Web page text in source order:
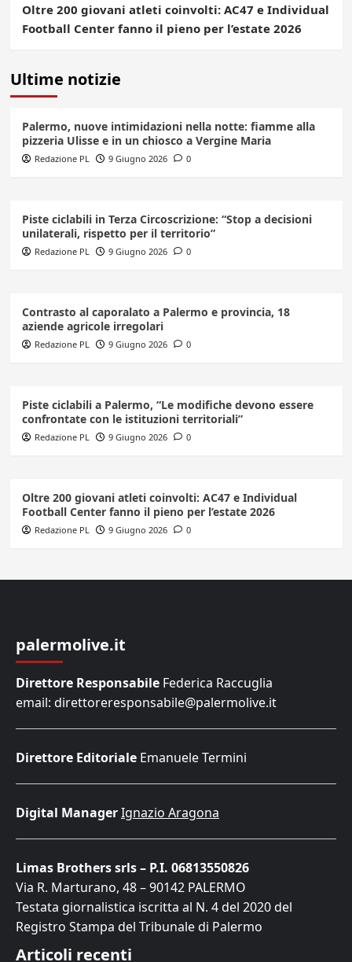
Oltre 200 giovani atleti coinvolti: AC47 e Individual
Football Center fanno il pieno per l’estate 2026
Ultime notizie
Palermo, nuove intimidazioni nella notte: fiamme alla
pizzeria Ulisse e in un chiosco a Vergine Maria
Redazione PL 9 Giugno 2026 0
Piste ciclabili in Terza Circoscrizione: “Stop a decisioni
unilaterali, rispetto per il territorio”
Redazione PL 9 Giugno 2026 0
Contrasto al caporalato a Palermo e provincia, 18
aziende agricole irregolari
Redazione PL 9 Giugno 2026 0
Piste ciclabili a Palermo, “Le modifiche devono essere
confrontate con le istituzioni territoriali”
Redazione PL 9 Giugno 2026 0
Oltre 200 giovani atleti coinvolti: AC47 e Individual
Football Center fanno il pieno per l’estate 2026
Redazione PL 9 Giugno 2026 0
palermolive.it
Direttore Responsabile Federica Raccuglia
email: direttoreresponsabile@palermolive.it
Direttore Editoriale Emanuele Termini
Digital ManagerIgnazio Aragona
Limas Brothers srls – P.I. 06813550826
Via R. Marturano, 48 – 90142 PALERMO
Testata giornalistica iscritta al N. 4 del 2020 del
Registro Stampa del Tribunale di Palermo
Articoli recenti